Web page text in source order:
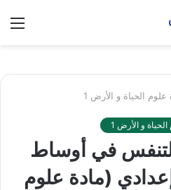
علوم الحياة و الأرض 1
و الأرض 1
في أوساط
(مادة علوم